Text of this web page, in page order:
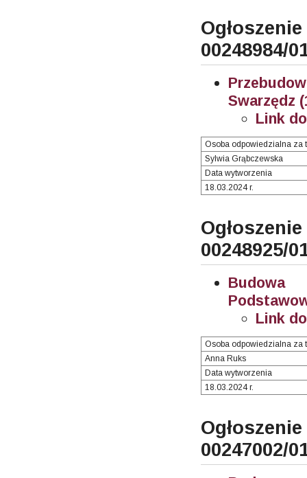
00248984/
Swarzędz
Link
Osoba odpowiedzialna za
Sylwia Grąbczewska
Data wytworzenia
18.03.2024 r.
00248925/
Budowa
Link
Osoba odpowiedzialna za
Anna Ruks
Data wytworzenia
18.03.2024 r.
00247002/